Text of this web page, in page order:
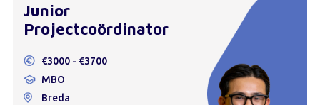
Junior
Projectcoördinator
€3000 - €3700
MBO
Breda